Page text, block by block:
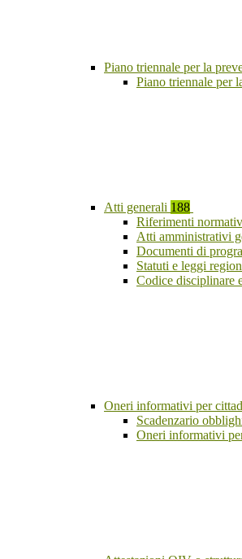
Piano triennale per la
Piano triennale per
Atti generali 188
Riferimenti
Atti amministrativi
Documenti di
Statuti e leggi
Codice disciplinare
Oneri informativi per
Scadenzario
Oneri informativi